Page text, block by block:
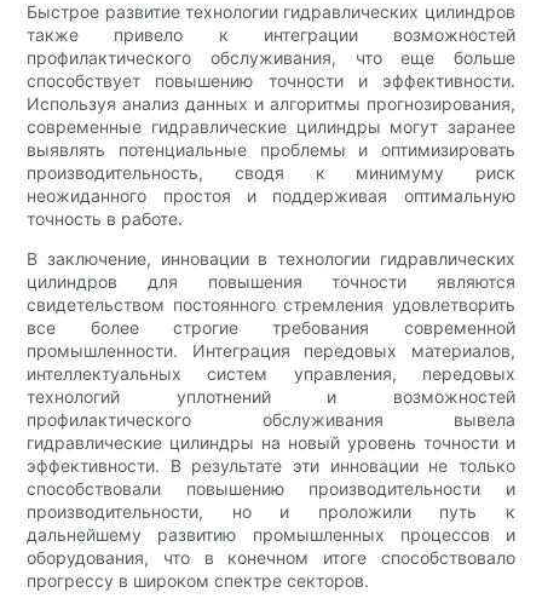
Быстрое развитие технологии гидравлических цилиндров
также привело к интеграции возможностей
профилактического обслуживания, что еще больше
способствует повышению точности и эффективности.
Используя анализ данных и алгоритмы прогнозирования,
современные гидравлические цилиндры могут заранее
выявлять потенциальные проблемы и оптимизировать
производительность, сводя к минимуму риск
неожиданного простоя и поддерживая оптимальную
точность в работе.
В заключение, инновации в технологии гидравлических
цилиндров для повышения точности являются
свидетельством постоянного стремления удовлетворить
все более строгие требования современной
промышленности. Интеграция передовых материалов,
интеллектуальных систем управления, передовых
технологий уплотнений и возможностей
профилактического обслуживания вывела
гидравлические цилиндры на новый уровень точности и
эффективности. В результате эти инновации не только
способствовали повышению производительности и
производительности, но и проложили путь к
дальнейшему развитию промышленных процессов и
оборудования, что в конечном итоге способствовало
прогрессу в широком спектре секторов.